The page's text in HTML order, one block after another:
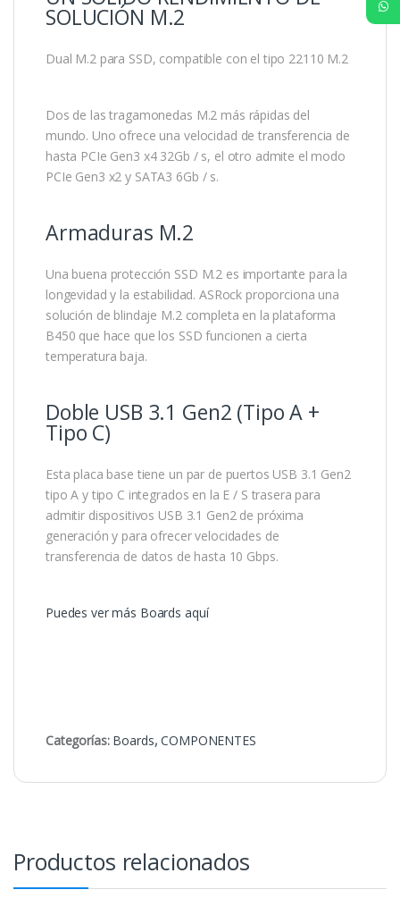
SOLUCIÓN M.2
Dual M.2 para SSD, compatible con el tipo 22110 M.2
Dos de las tragamonedas M.2 más rápidas del
mundo. Uno ofrece una velocidad de transferencia de
hasta PCIe Gen3 x4 32Gb / s, el otro admite el modo
PCIe Gen3 x2 y SATA3 6Gb / s.
Armaduras M.2
Una buena protección SSD M.2 es importante para la
longevidad y la estabilidad. ASRock proporciona una
solución de blindaje M.2 completa en la plataforma
B450 que hace que los SSD funcionen a cierta
temperatura baja.
Doble USB 3.1 Gen2 (Tipo A +
Tipo C)
Esta placa base tiene un par de puertos USB 3.1 Gen2
tipo A y tipo C integrados en la E / S trasera para
admitir dispositivos USB 3.1 Gen2 de próxima
generación y para ofrecer velocidades de
transferencia de datos de hasta 10 Gbps.
Puedes ver más Boards aquí
Categorías: Boards,COMPONENTES
Productos relacionados